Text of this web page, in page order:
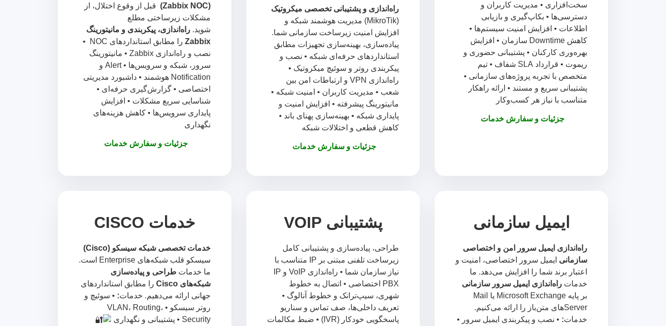
سخت‌افزاری • مدیریت کاربران و
دسترسی‌ها • بکاپ‌گیری و بازیابی
اطلاعات • افزایش امنیت سیستم‌ها •
کاهش Downtime سازمان • افزایش
بهره‌وری کارکنان • پشتیبانی حضوری و
ریموت • قرارداد SLA شفاف • تیم
متخصص با تجربه پروژه‌های سازمانی •
پشتیبانی سریع و مستند • ارائه راهکار
متناسب با نیاز هر کسب‌وکار
جزئیات و سفارش خدمات
راه‌اندازی و پشتیبانی تخصصی میکروتیک
(MikroTik) مدیریت هوشمند شبکه و
افزایش امنیت زیرساخت سازمانی شما.
پیاده‌سازی، بهینه‌سازی تجهیزات مطابق
استانداردهای حرفه‌ای شبکه • نصب و
پیکربندی روتر و سوئیچ میکروتیک •
راه‌اندازی VPN و ارتباطات امن بین
شعب • مدیریت کاربران • امنیت شبکه •
مانیتورینگ پیشرفته • افزایش امنیت و
پایداری شبکه • بهینه‌سازی پهنای باند •
کاهش قطعی و اختلالات شبکه
جزئیات و سفارش خدمات
(Zabbix NOC)
قبل از وقوع اختلال، از
مشکلات زیرساختی مطلع
شوید. راه‌اندازی، پیکربندی و مانیتورینگ
Zabbix
را مطابق استانداردهای NOC •
نصب و راه‌اندازی Zabbix • مانیتورینگ
سرور، شبکه و سرویس‌ها • Alert و
Notification هوشمند • داشبورد مدیریتی
اختصاصی • گزارش‌گیری حرفه‌ای •
شناسایی سریع مشکلات • افزایش
پایداری سرویس‌ها • کاهش هزینه‌های
نگهداری
جزئیات و سفارش خدمات
ایمیل سازمانی
راه‌اندازی ایمیل سرور امن و اختصاصی
سازمانی ایمیل سرور اختصاصی، امنیت و
اعتبار برند شما را افزایش می‌دهد. ما
خدمات راه‌اندازی ایمیل سرور سازمانی
بر پایه Microsoft Exchange یا Mail
Serverهای متن‌باز را ارائه می‌کنیم.
خدمات: • نصب و پیکربندی ایمیل سرور •
پشتیبانی VOIP
طراحی، پیاده‌سازی و پشتیبانی کامل
زیرساخت تلفنی مبتنی بر IP متناسب با
نیاز سازمان شما • راه‌اندازی VoIP و IP
PBX اختصاصی • اتصال به خطوط
شهری، سیپ‌ترانک و خطوط آنالوگ •
تعریف داخلی‌ها، صف تماس و سناریو
پاسخگویی خودکار (IVR) • ضبط مکالمات
خدمات CISCO
خدمات تخصصی شبکه سیسکو (Cisco)
سیسکو قلب شبکه‌های Enterprise است.
ما خدمات طراحی و پیاده‌سازی
شبکه‌های Cisco
را مطابق استانداردهای
جهانی ارائه می‌دهیم. خدمات: • سوئیچ و
روتر سیسکو • VLAN، Routing،
Security • پشتیبانی و نگهداری